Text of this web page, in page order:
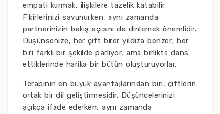
empati kurmak, ilişkilere tazelik katabilir.
Fikirlerinizi savunurken, aynı zamanda
partnerinizin bakış açısını da dinlemek önemlidir.
Düşünsenize, her çift birer yıldıza benzer; her
biri farklı bir şekilde parlıyor, ama birlikte dans
ettiklerinde harika bir bütün oluşturuyorlar.
Terapinin en büyük avantajlarından biri, çiftlerin
ortak bir dil geliştirmesidir. Düşüncelerinizi
açıkça ifade ederken, aynı zamanda